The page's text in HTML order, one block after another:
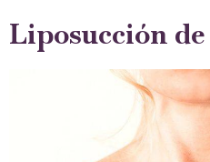
Liposucción